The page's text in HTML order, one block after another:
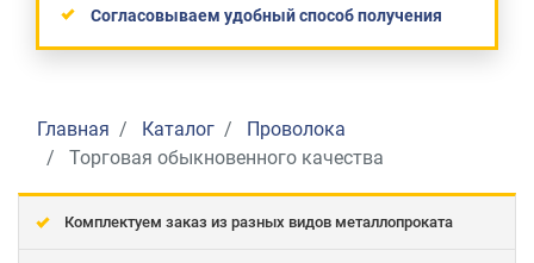
Согласовываем удобный способ получения
Главная Каталог
Проволока
Торговая обыкновенного качества
Комплектуем заказ из разных видов металлопроката